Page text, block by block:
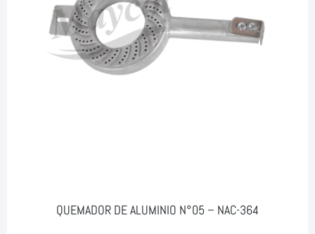
QUEMADOR DE ALUMINIO N°05 – NAC-364